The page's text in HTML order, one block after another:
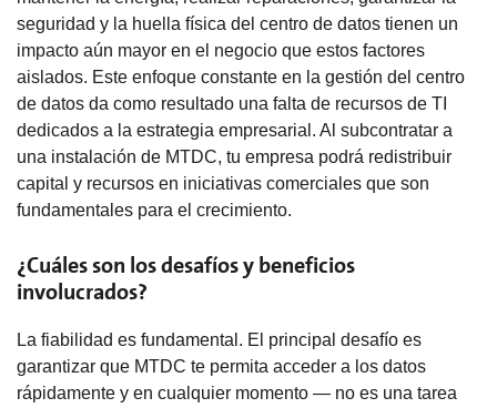
seguridad y la huella física del centro de datos tienen un
impacto aún mayor en el negocio que estos factores
aislados. Este enfoque constante en la gestión del centro
de datos da como resultado una falta de recursos de TI
dedicados a la estrategia empresarial. Al subcontratar a
una instalación de MTDC, tu empresa podrá redistribuir
capital y recursos en iniciativas comerciales que son
fundamentales para el crecimiento.
¿Cuáles son los desafíos y beneficios
involucrados?
La fiabilidad es fundamental. El principal desafío es
garantizar que MTDC te permita acceder a los datos
rápidamente y en cualquier momento — no es una tarea